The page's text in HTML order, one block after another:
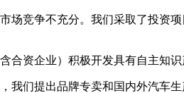
场竞争不充分。我们采取了投资
合资企业）积极开发具有自主知识
我们提出品牌专卖和国内外汽车